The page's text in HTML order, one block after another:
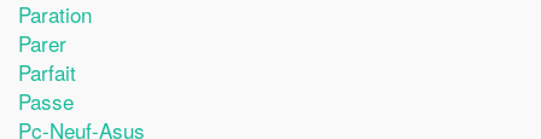
Paration
Parer
Parfait
Passe
Pc-Neuf-Asus